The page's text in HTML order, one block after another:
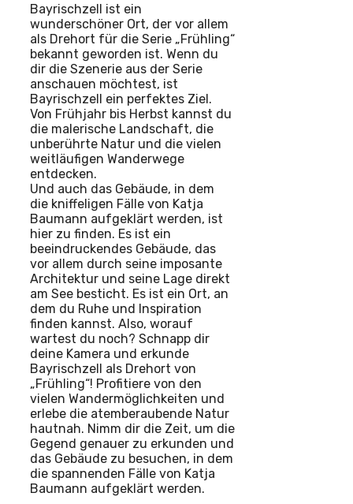
Bayrischzell ist ein
wunderschöner Ort, der vor allem
als Drehort für die Serie „Frühling“
bekannt geworden ist. Wenn du
dir die Szenerie aus der Serie
anschauen möchtest, ist
Bayrischzell ein perfektes Ziel.
Von Frühjahr bis Herbst kannst du
die malerische Landschaft, die
unberührte Natur und die vielen
weitläufigen Wanderwege
entdecken.
Und auch das Gebäude, in dem
die kniffeligen Fälle von Katja
Baumann aufgeklärt werden, ist
hier zu finden. Es ist ein
beeindruckendes Gebäude, das
vor allem durch seine imposante
Architektur und seine Lage direkt
am See besticht. Es ist ein Ort, an
dem du Ruhe und Inspiration
finden kannst. Also, worauf
wartest du noch? Schnapp dir
deine Kamera und erkunde
Bayrischzell als Drehort von
„Frühling“! Profitiere von den
vielen Wandermöglichkeiten und
erlebe die atemberaubende Natur
hautnah. Nimm dir die Zeit, um die
Gegend genauer zu erkunden und
das Gebäude zu besuchen, in dem
die spannenden Fälle von Katja
Baumann aufgeklärt werden.